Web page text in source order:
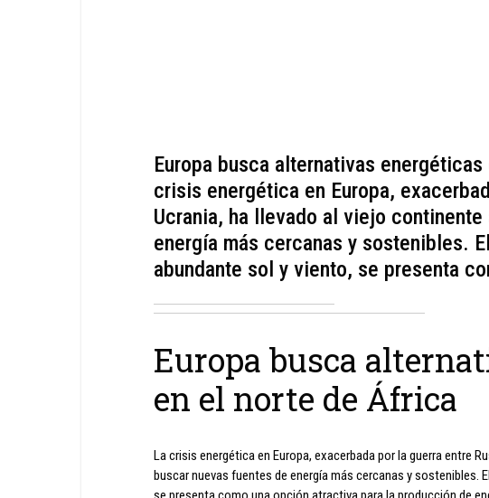
Europa busca alternativas
crisis energética en Europa,
Ucrania, ha llevado al viejo
energía más cercanas y sostenibles.
abundante sol y viento, se presenta
Europa busca
en el norte de África
La crisis energética en Europa, exacerbada por la guerra entre
buscar nuevas fuentes de energía más cercanas y sostenibles.